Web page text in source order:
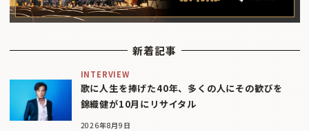
新着記事
INTERVIEW
歌に人生を捧げた40年、多くの人にその歓びを
錦織健が10月にリサイタル
2026年8月9日